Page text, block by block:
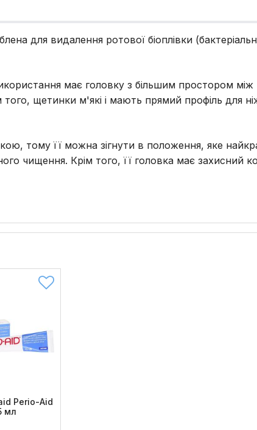
для видалення ротової біоплівки
має головку з більшим простором
щетинки м'які і мають прямий профіль для
тому її можна зігнути в положення, яке
чищення. Крім того, її головка має захисний
Perio-Aid
мл